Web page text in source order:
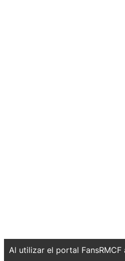
Al utilizar el portal